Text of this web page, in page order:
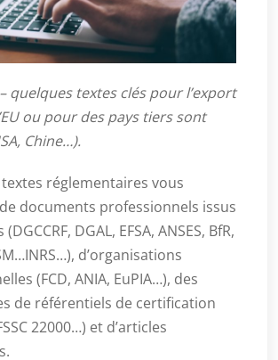
– quelques textes clés pour l’export
ou pour des pays tiers sont
Chine…).
réglementaires vous
documents professionnels issus
DGAL, EFSA, ANSES, BfR,
d’organisations
(FCD, ANIA, EuPIA…), des
de référentiels de certification
22000…) et d’articles